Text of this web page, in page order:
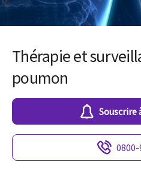
Thérapie et
poumon
Souscrire